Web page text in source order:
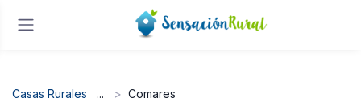
Casas Rurales Comares